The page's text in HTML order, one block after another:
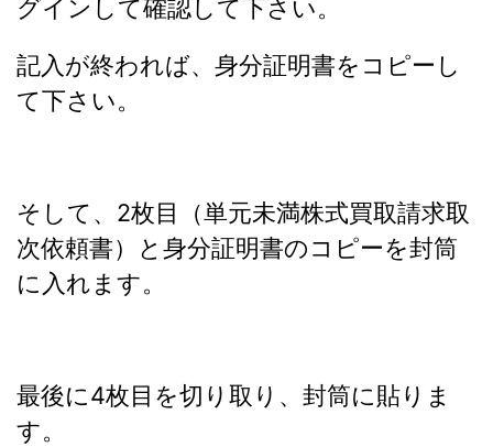
グインして確認して下さい。
記入が終われば、身分証明書をコピーし
て下さい。
そして、2枚目（単元未満株式買取請求取
次依頼書）と身分証明書のコピーを封筒
に入れます。
最後に4枚目を切り取り、封筒に貼りま
す。